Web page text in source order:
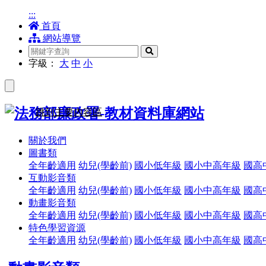
跳到主要內容區
:::
首頁
網站導覽
搜
字級： 大 中 小
關於我們
圖書類
全年齡適用 幼兒(學齡前) 國小低年級 國小中高年級 國高
互動影音類
全年齡適用 幼兒(學齡前) 國小低年級 國小中高年級 國高
動畫影音類
全年齡適用 幼兒(學齡前) 國小低年級 國小中高年級 國高
特色學習資源
全年齡適用 幼兒(學齡前) 國小低年級 國小中高年級 國高